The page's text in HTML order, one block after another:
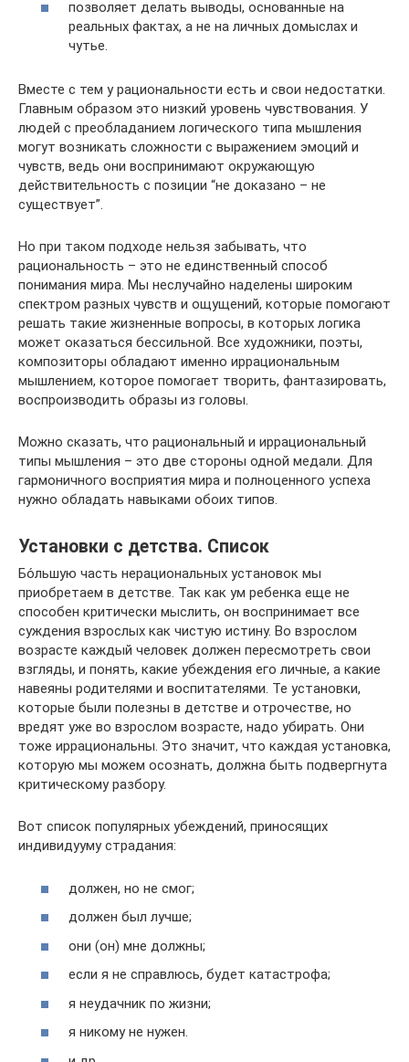
позволяет делать выводы, основанные на
реальных фактах, а не на личных домыслах и
чутье.
Вместе с тем у рациональности есть и свои недостатки.
Главным образом это низкий уровень чувствования. У
людей с преобладанием логического типа мышления
могут возникать сложности с выражением эмоций и
чувств, ведь они воспринимают окружающую
действительность с позиции “не доказано – не
существует”.
Но при таком подходе нельзя забывать, что
рациональность – это не единственный способ
понимания мира. Мы неслучайно наделены широким
спектром разных чувств и ощущений, которые помогают
решать такие жизненные вопросы, в которых логика
может оказаться бессильной. Все художники, поэты,
композиторы обладают именно иррациональным
мышлением, которое помогает творить, фантазировать,
воспроизводить образы из головы.
Можно сказать, что рациональный и иррациональный
типы мышления – это две стороны одной медали. Для
гармоничного восприятия мира и полноценного успеха
нужно обладать навыками обоих типов.
Установки с детства. Список
Бо́льшую часть нерациональных установок мы
приобретаем в детстве. Так как ум ребенка еще не
способен критически мыслить, он воспринимает все
суждения взрослых как чистую истину. Во взрослом
возрасте каждый человек должен пересмотреть свои
взгляды, и понять, какие убеждения его личные, а какие
навеяны родителями и воспитателями. Те установки,
которые были полезны в детстве и отрочестве, но
вредят уже во взрослом возрасте, надо убирать. Они
тоже иррациональны. Это значит, что каждая установка,
которую мы можем осознать, должна быть подвергнута
критическому разбору.
Вот список популярных убеждений, приносящих
индивидууму страдания:
должен, но не смог;
должен был лучше;
они (он) мне должны;
если я не справлюсь, будет катастрофа;
я неудачник по жизни;
я никому не нужен.